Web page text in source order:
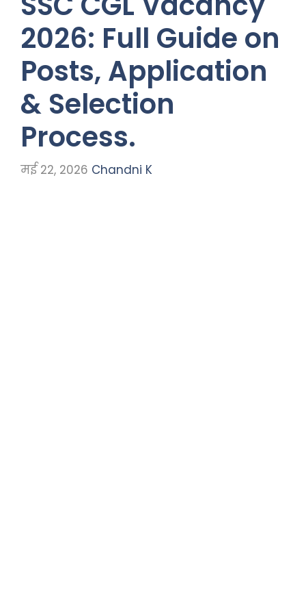
2026: Full Guide on
Posts, Application
& Selection
Process.
मई 22, 2026 Chandni K